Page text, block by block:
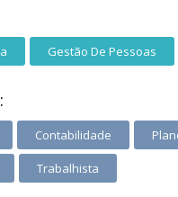
Gestão De Pessoas
Contabilidade
Trabalhista